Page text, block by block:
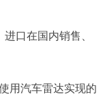
口在国内销售、
用汽车雷达实现的